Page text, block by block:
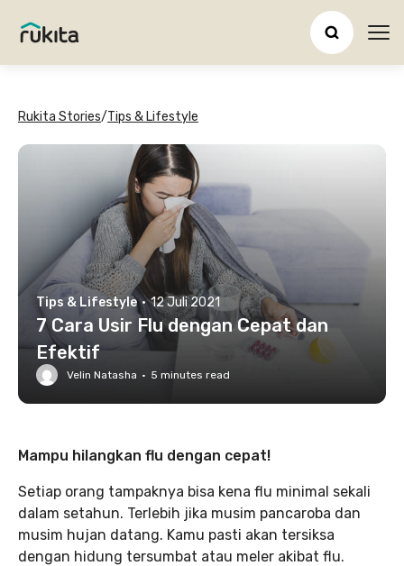
Rukita Stories/Tips & Lifestyle
Tips & Lifestyle · 12 Juli 2021
7 Cara Usir Flu dengan Cepat dan
Efektif
Velin Natasha · 5 minutes read
Mampu hilangkan flu dengan cepat!
Setiap orang tampaknya bisa kena flu minimal sekali
dalam setahun. Terlebih jika musim pancaroba dan
musim hujan datang. Kamu pasti akan tersiksa
dengan hidung tersumbat atau meler akibat flu.